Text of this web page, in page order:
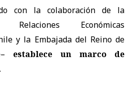
con la colaboración de la
Económicas
y la Embajada del Reino de
establece un marco de
.